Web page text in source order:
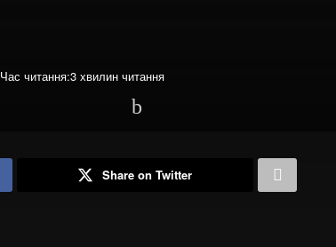
Час читання:3 хвилин читання
Share on Twitter